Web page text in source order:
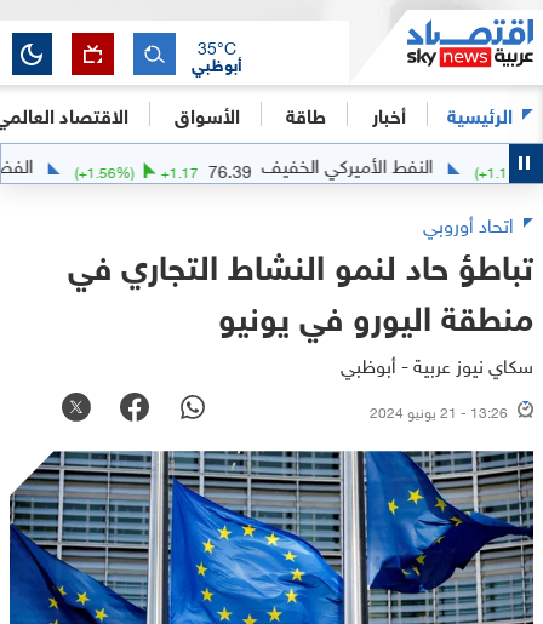
الرئيسية أخبار طاقة الأسواق الاقتصاد
أبوظبي
35°C
النفط الأميركي الخفيف 76.39
+1.17
( +1.56%) الفضة
اتحاد أوروبي
تباطؤ حاد لنمو النشاط التجاري في
منطقة اليورو في يونيو
سكاي نيوز عربية - أبوظبي
13:26 - 21 يونيو 2024